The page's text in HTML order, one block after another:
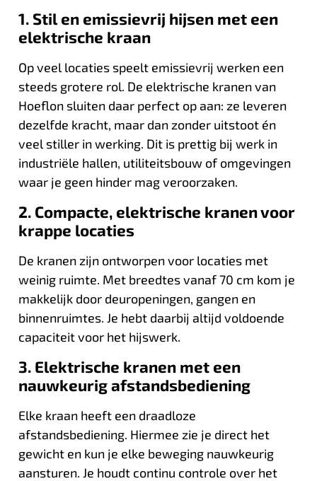
1. Stil en emissievrij hijsen met een
elektrische kraan
Op veel locaties speelt emissievrij werken een
steeds grotere rol. De elektrische kranen van
Hoeflon sluiten daar perfect op aan: ze leveren
dezelfde kracht, maar dan zonder uitstoot én
veel stiller in werking. Dit is prettig bij werk in
industriële hallen, utiliteitsbouw of omgevingen
waar je geen hinder mag veroorzaken.
2. Compacte, elektrische kranen voor
krappe locaties
De kranen zijn ontworpen voor locaties met
weinig ruimte. Met breedtes vanaf 70 cm kom je
makkelijk door deuropeningen, gangen en
binnenruimtes. Je hebt daarbij altijd voldoende
capaciteit voor het hijswerk.
3. Elektrische kranen met een
nauwkeurig afstandsbediening
Elke kraan heeft een draadloze
afstandsbediening. Hiermee zie je direct het
gewicht en kun je elke beweging nauwkeurig
aansturen. Je houdt continu controle over het